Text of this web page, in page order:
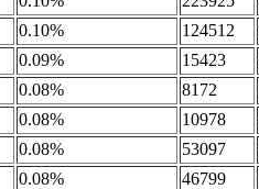
0.10% 124512
0.09% 15423
0.08% 8172
0.08% 10978
0.08% 53097
0.08% 46799